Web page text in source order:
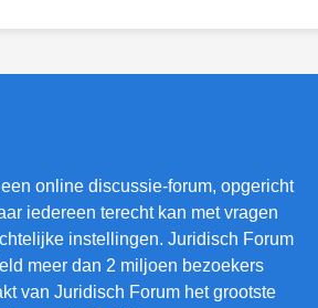
online discussie-forum, opgericht
iedereen terecht kan met vragen
instellingen. Juridisch Forum
meer dan 2 miljoen bezoekers
van Juridisch Forum het grootste